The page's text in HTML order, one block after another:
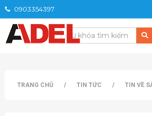
0903354397
TRANG CHỦ / TIN TỨC / TIN VỀ